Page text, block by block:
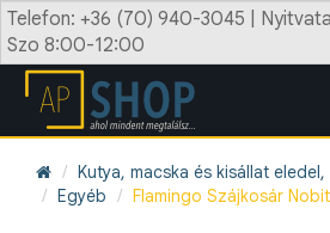
Telefon: +36 (70) 940-3045 |
Szo 8:00-12:00
Kutya, macska és kisállat
Egyéb
Flamingo Szájkosár